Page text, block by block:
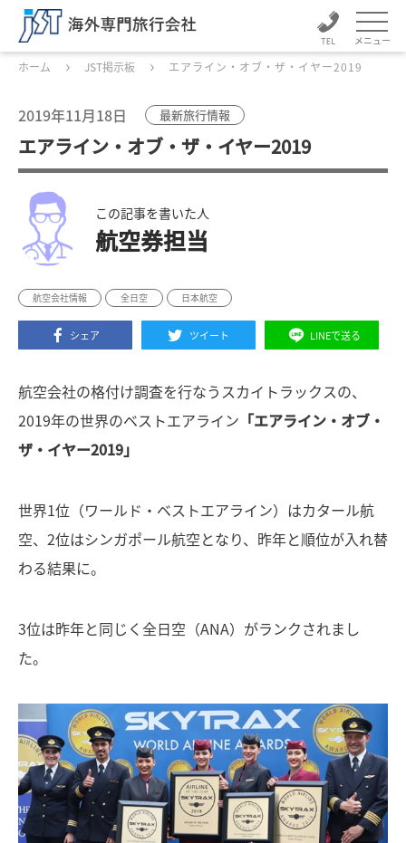
メニュー
ホーム JST掲示板 エアライン・オブ・ザ・イヤー2019
2019年11月18日 最新旅行情報
エアライン・オブ・ザ・イヤー2019
この記事を書いた人
航空券担当
航空会社情報 全日空 日本航空
シェア ツイート LINEで送る
航空会社の格付け調査を行なうスカイトラックスの、
2019年の世界のベストエアライン 「エアライン・オブ・
ザ・イヤー2019」
世界1位（ワールド・ベストエアライン）はカタール航
空、2位はシンガポール航空となり、昨年と順位が入れ替
わる結果に。
3位は昨年と同じく全日空（ANA）がランクされまし
た。